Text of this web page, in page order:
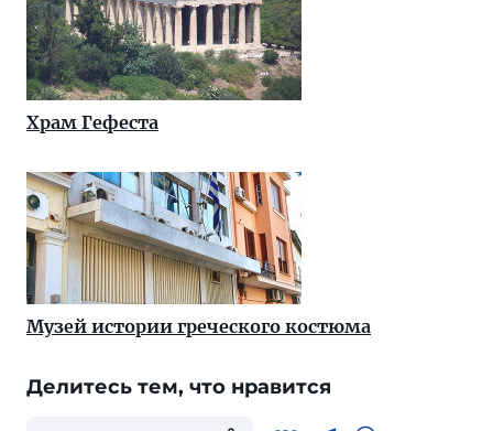
Храм Гефеста
Музей истории греческого костюма
Делитесь тем, что нравится